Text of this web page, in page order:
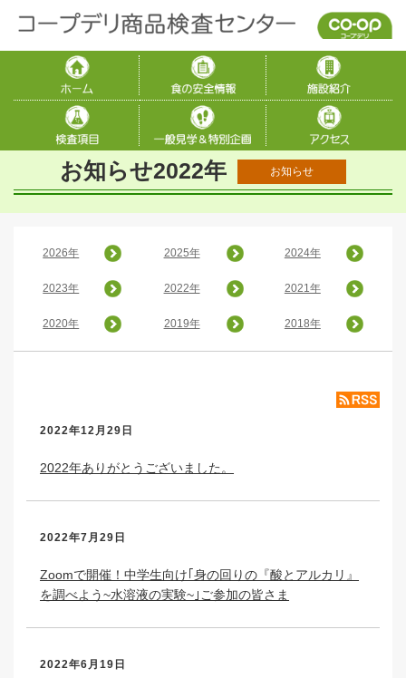
お知らせ2022年 お知らせ
2026年 2025年 2024年
2023年 2022年 2021年
2020年 2019年 2018年
2022年12月29日
2022年ありがとうございました。
2022年7月29日
Zoomで開催！中学生向け｢身の回りの『酸とアルカリ』
を調べよう~水溶液の実験~｣ご参加の皆さま
2022年6月19日